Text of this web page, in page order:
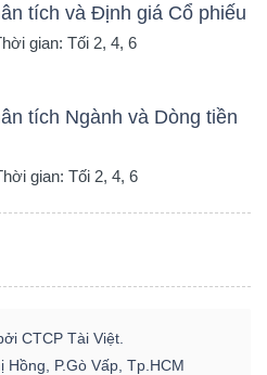
tích và Định giá Cổ phiếu
gian: Tối 2, 4, 6
tích Ngành và Dòng tiền
gian: Tối 2, 4, 6
CTCP Tài Việt.
Hồng, P.Gò Vấp, Tp.HCM